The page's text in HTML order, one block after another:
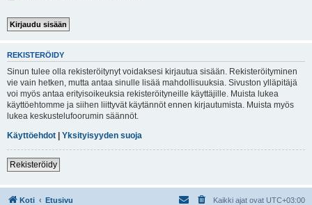
REKISTERÖIDY
Sinun tulee olla rekisteröitynyt voidaksesi kirjautua sisään. Rekisteröityminen
vie vain hetken, mutta antaa sinulle lisää mahdollisuuksia. Sivuston ylläpitäjä
voi myös antaa erityisoikeuksia rekisteröityneille käyttäjille. Muista lukea
käyttöehtomme ja siihen liittyvät käytännöt ennen kirjautumista. Muista myös
lukea keskustelufoorumin säännöt.
Käyttöehdot | Yksityisyyden suoja
Rekisteröidy
Koti Etusivu Kaikki ajat ovat UTC+03:00